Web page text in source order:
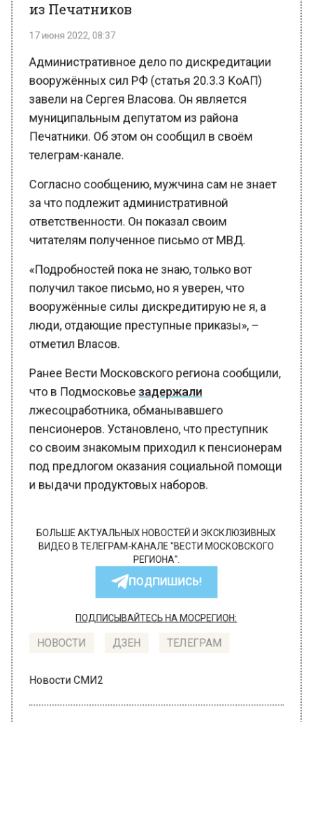
17 июня 2022, 08:37
вооружённых сил РФ (статья 20.3.3 КоАП)
завели на Сергея Власова. Он является
муниципальным депутатом из района
Печатники. Об этом он сообщил в своём
телеграм-канале.
за что подлежит административной
ответственности. Он показал своим
читателям полученное письмо от МВД.
«Подробностей пока не знаю, только вот
получил такое письмо, но я уверен, что
вооружённые силы дискредитирую не я, а
люди, отдающие преступные приказы», –
отметил Власов.
Ранее Вести Московского региона сообщили,
что в Подмосковьезадержали
лжесоцработника, обманывавшего
пенсионеров. Установлено, что преступник
со своим знакомым приходил к пенсионерам
под предлогом оказания социальной помощи
и выдачи продуктовых наборов.
БОЛЬШЕ АКТУАЛЬНЫХ НОВОСТЕЙ И ЭКСКЛЮЗИВНЫХ
ВИДЕО В ТЕЛЕГРАМ-КАНАЛЕ "ВЕСТИ МОСКОВСКОГО
РЕГИОНА".
ПОДПИШИСЬ!